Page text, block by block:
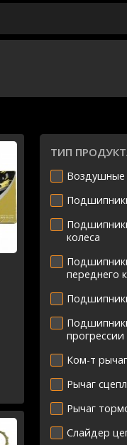
ТИП
колеса
переднего
прогрессии
Ком-т
Рычаг
Рычаг
Слайдер